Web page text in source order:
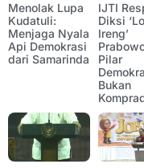
Menolak Lupa
Kudatuli:
Menjaga Nyala
Api Demokrasi
dari Samarinda
IJTI
Diksi
Ireng’
Pilar
Bukan